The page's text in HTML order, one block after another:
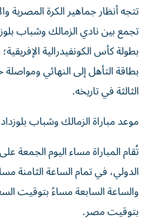
تتجه أنظار جماهير الكرة المصرية
تجمع بين نادي الزمالك وشباب
بطولة كأس الكونفيدرالية
بطاقة التأهل إلى النهائي ومواصلة
الثالثة في تاريخه.
موعد مباراة الزمالك وشباب
تُقام المباراة مساء اليوم الجمعة
الدولي، في تمام الساعة الثامنة
والساعة السابعة مساءً بتوقيت
بتوقيت مصر.